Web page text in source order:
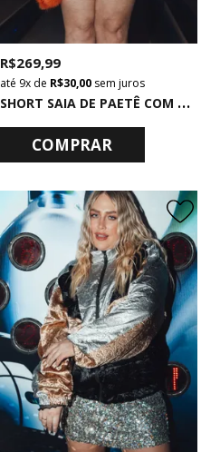
S
HORT SAIA DE PAETÊ COM CANUTILHOS PRATA CINTURA BAIXA
R$ 269,99
9xde R$ 30,00sem juros
COMPRAR